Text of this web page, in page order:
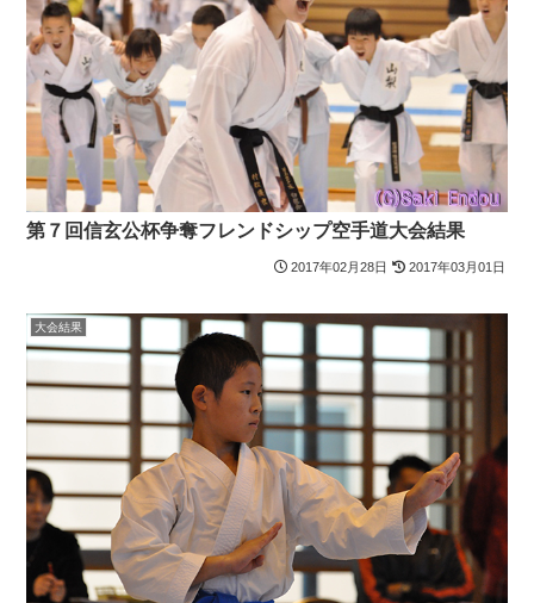
第７回信玄公杯争奪フレンドシップ空手道大会結果
2017年02月28日 2017年03月01日
大会結果